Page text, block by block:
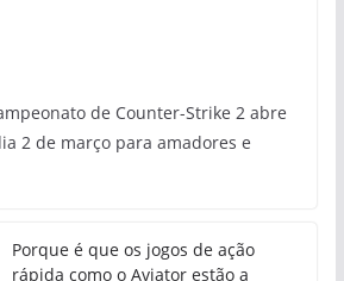
de Counter-Strike 2 abre
2 de março para amadores e
Porque é que os jogos de ação
rápida como o Aviator estão a